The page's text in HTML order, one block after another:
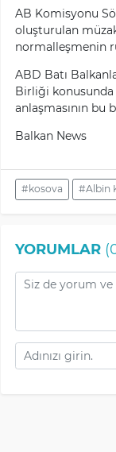
AB Komisyonu
oluşturulan
normalleşmenin
ABD Batı
Birliği konusunda
anlaşmasının bu
Balkan News
#kosova #Albin
YORUMLAR